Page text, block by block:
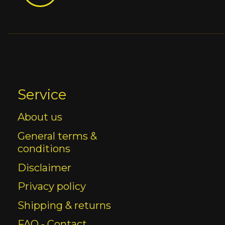
Service
About us
General terms &
conditions
Disclaimer
Privacy policy
Shipping & returns